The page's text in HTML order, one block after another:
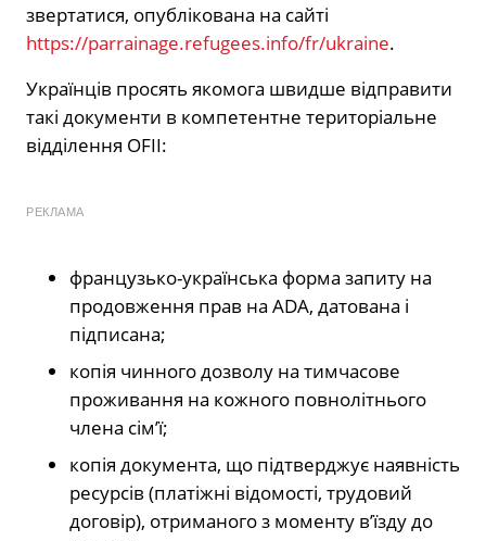
звертатися, опублікована на сайті
https://parrainage.refugees.info/fr/ukraine.
Українців просять якомога швидше відправити
такі документи в компетентне територіальне
відділення OFII:
РЕКЛАМА
французько-українська форма запиту на
продовження прав на ADA, датована і
підписана;
копія чинного дозволу на тимчасове
проживання на кожного повнолітнього
члена сім’ї;
копія документа, що підтверджує наявність
ресурсів (платіжні відомості, трудовий
договір), отриманого з моменту в’їзду до